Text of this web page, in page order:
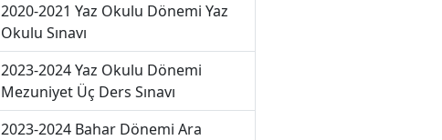
2020-2021 Yaz Okulu Dönemi Yaz
Okulu Sınavı
2023-2024 Yaz Okulu Dönemi
Mezuniyet Üç Ders Sınavı
2023-2024 Bahar Dönemi Ara